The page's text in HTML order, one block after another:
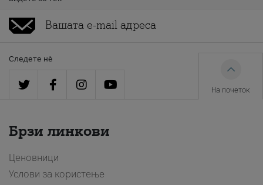
Следете нè
На почеток
Брзи линкови
Ценовници
Услови за користење